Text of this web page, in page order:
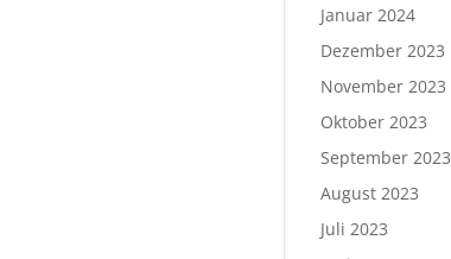
Januar 2024
Dezember 2023
November 2023
Oktober 2023
September 2023
August 2023
Juli 2023